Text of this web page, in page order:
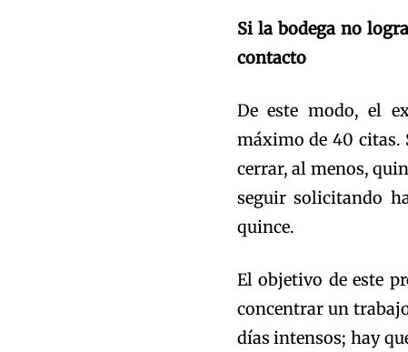
Si la bodega no
contacto
De este modo, el
máximo de 40 citas.
cerrar, al menos,
seguir solicitando
quince.
El objetivo de este
concentrar un
días intensos; hay